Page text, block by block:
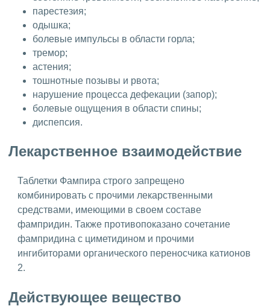
парестезия;
одышка;
болевые импульсы в области горла;
тремор;
астения;
тошнотные позывы и рвота;
нарушение процесса дефекации (запор);
болевые ощущения в области спины;
диспепсия.
Лекарственное взаимодействие
Таблетки Фампира строго запрещено
комбинировать с прочими лекарственными
средствами, имеющими в своем составе
фампридин. Также противопоказано сочетание
фампридина с циметидином и прочими
ингибиторами органического переносчика катионов
2.
Действующее вещество